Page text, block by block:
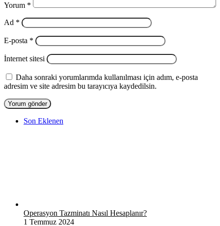
Yorum *
Ad *
E-posta *
İnternet sitesi
Daha sonraki yorumlarımda kullanılması için adım, e-posta
adresim ve site adresim bu tarayıcıya kaydedilsin.
Son Eklenen
Operasyon Tazminatı Nasıl Hesaplanır?
1 Temmuz 2024